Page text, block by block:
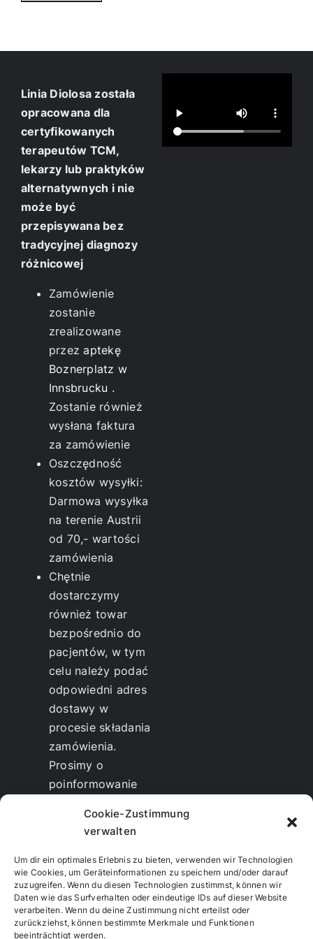
Cookie-Zustimmung
verwalten
Um dir ein optimales Erlebnis zu bieten, verwenden wir Technologien
wie Cookies, um Geräteinformationen zu speichern und/oder darauf
zuzugreifen. Wenn du diesen Technologien zustimmst, können wir
Daten wie das Surfverhalten oder eindeutige IDs auf dieser Website
verarbeiten. Wenn du deine Zustimmung nicht erteilst oder
zurückziehst, können bestimmte Merkmale und Funktionen
beeinträchtigt werden.
Linia Diolosa została
opracowana dla
certyfikowanych
terapeutów TCM,
lekarzy lub praktyków
alternatywnych i nie
może być
przepisywana bez
tradycyjnej diagnozy
różnicowej
Zamówienie
zostanie
zrealizowane
przezaptekę
Boznerplatz w
Innsbrucku .
Zostanie również
wysłana faktura
za zamówienie
Oszczędność
kosztów wysyłki:
Darmowa wysyłka
na terenie Austrii
od 70,- wartości
zamówienia
Chętnie
dostarczymy
również towar
bezpośrednio do
pacjentów, w tym
celu należy podać
odpowiedni adres
dostawy w
procesie składania
zamówienia.
Prosimy o
poinformowanie
powinniśmy
wysłać fakturę.
Możliwe sązniżki
dla terapeutów i
sprzedawców.
Szkolenie i dalsza
edukacja w